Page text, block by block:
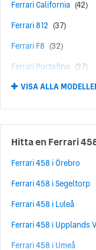
Ferrari California (42)
Ferrari 812 (37)
Ferrari F8 (32)
Ferrari Portofino (27)
Ferrari Roma (27)
Ferrari 296 (25)
Ferrari 360 (24)
Ferrari 430 (17)
Ferrari SF90 Stradale
Ferrari F12 (15)
Ferrari Testarossa
Ferrari F430 (11)
VISA ALLA
Hitta en Ferrari
Ferrari 458 i Örebro
Ferrari 458 i Segeltorp
Ferrari 458 i Luleå
Ferrari 458 i Upplands
Ferrari 458 i Umeå